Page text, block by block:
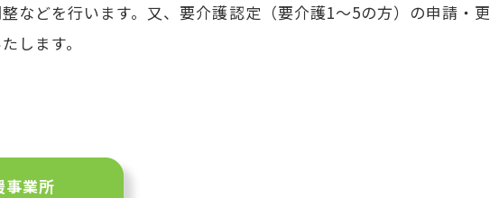
などを行います。又、要介護認定（要介護1～5の方）の申請・更
します。
事業所